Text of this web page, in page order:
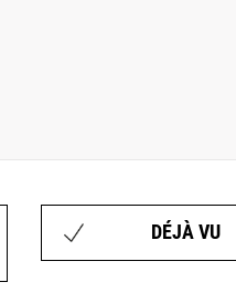
DÉJÀ VU